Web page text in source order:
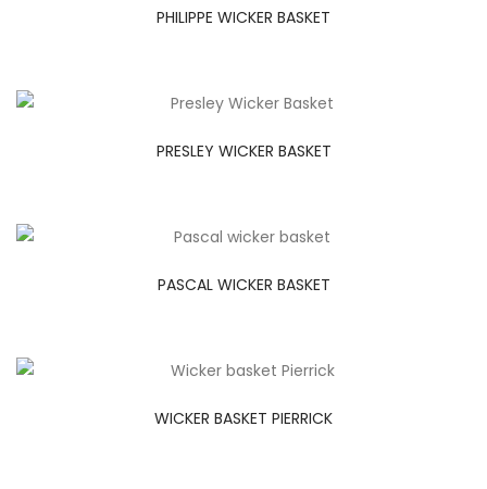
PHILIPPE WICKER BASKET
PRESLEY WICKER BASKET
PASCAL WICKER BASKET
WICKER BASKET PIERRICK